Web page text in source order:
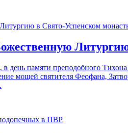
памяти преподобного
мощей святителя Феофана,